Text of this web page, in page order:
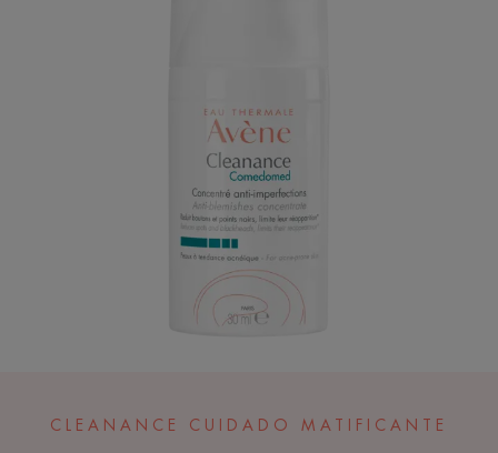
CLEANANCE CUIDADO MATIFICANTE